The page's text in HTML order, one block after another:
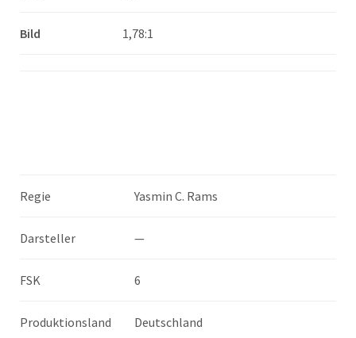
Bild 1,78:1
Regie Yasmin C. Rams
Darsteller —
FSK 6
Produktionsland Deutschland